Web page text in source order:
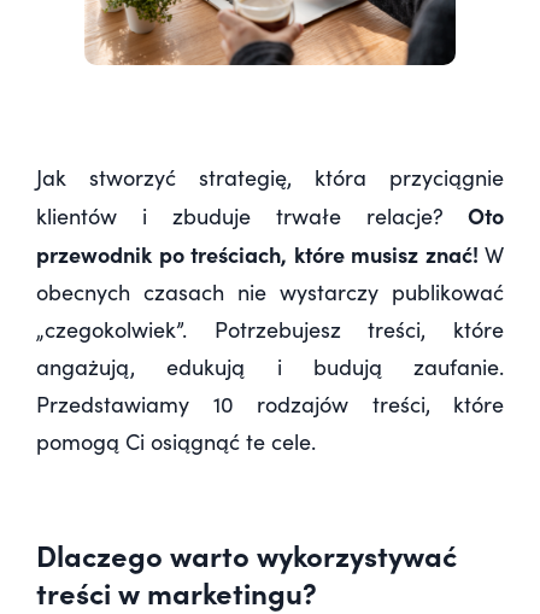
Jak stworzyć strategię, która przyciągnie
klientów i zbuduje trwałe relacje? Oto
przewodnik po treściach, które musisz znać! W
obecnych czasach nie wystarczy publikować
„czegokolwiek”. Potrzebujesz treści, które
angażują, edukują i budują zaufanie.
Przedstawiamy 10 rodzajów treści, które
pomogą Ci osiągnąć te cele.
Dlaczego warto wykorzystywać
treści w marketingu?